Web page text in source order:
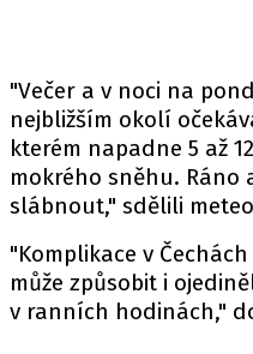
"Večer a v noci na
nejbližším okolí
kterém napadne 5 až
mokrého sněhu. Ráno
slábnout," sdělili
"Komplikace v
může způsobit i
v ranních hodinách,"